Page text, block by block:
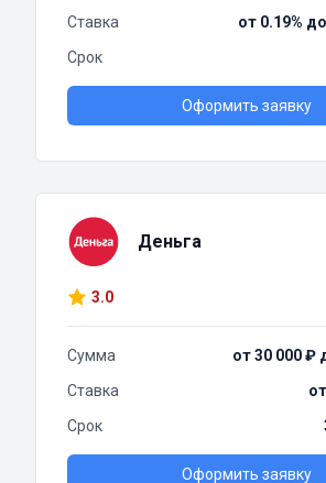
Ставка
от 0.19%
Срок
Оформить заявку
Деньга
3.0
Сумма
от 30 000 ₽
Ставка
Срок
Оформить заявку